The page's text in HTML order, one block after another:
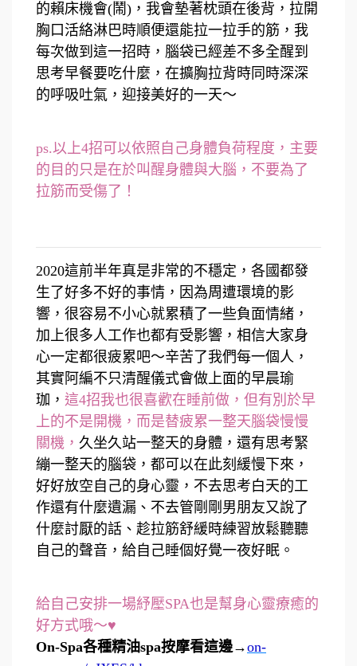
的賴床機會(鬧)，我會墊著枕頭在後背，拉開
胸口活絡淋巴時順便還能拉一拉手的筋，我
每次做到這一招時，腦袋已經差不多全醒到
思考早餐要吃什麼，在擴胸拉背時同時深深
的呼吸吐氣，迎接美好的一天～
ps.以上4招可以依照自己身體負荷程度，主要
的目的只是在於叫醒身體與大腦，不要為了
拉筋而受傷了！
2020這前半年真是非常的不穩定，各國都發
生了好多不好的事情，因為周遭環境的影
響，很容易不小心就累積了一些負面情緒，
加上很多人工作也都有受影響，相信大家身
心一定都很疲累吧～辛苦了我們每一個人，
其實阿編不只清醒儀式會做上面的早晨瑜
珈， 這4招我也很喜歡在睡前做，但有別於早
上的不是開機，而是替疲累一整天腦袋慢慢
關機， 久坐久站一整天的身體，還有思考緊
繃一整天的腦袋，都可以在此刻緩慢下來，
好好放空自己的身心靈，不去思考白天的工
作還有什麼遺漏、不去管剛剛男朋友又說了
什麼討厭的話、趁拉筋舒緩時練習放鬆聽聽
自己的聲音，給自己睡個好覺一夜好眠。
給自己安排一場紓壓SPA也是幫身心靈療癒的
好方式哦～♥
On-Spa各種精油spa按摩看這邊→on-